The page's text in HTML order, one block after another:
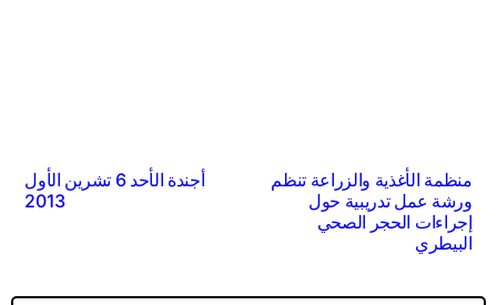
تصفّح
المقالات
منظمة الأغذية والزراعة تنظم
ورشة عمل تدريبية حول
إجراءات الحجر الصحي
البيطري
أجندة الأحد 6 تشرين الأول
2013